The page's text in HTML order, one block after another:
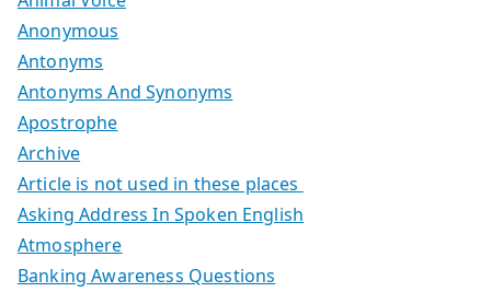
Anonymous
Antonyms
Antonyms And Synonyms
Apostrophe
Archive
Article is not used in these places
Asking Address In Spoken English
Atmosphere
Banking Awareness Questions